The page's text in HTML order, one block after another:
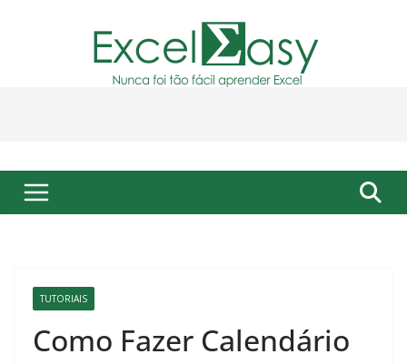
TUTORIAIS
Como Fazer Calendário